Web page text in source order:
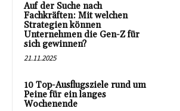
Auf der Suche nach
Fachkräften: Mit welchen
Strategien können
Unternehmen die Gen-Z für
sich gewinnen?
21.11.2025
10 Top-Ausflugsziele rund um
Peine für ein langes
Wochenende